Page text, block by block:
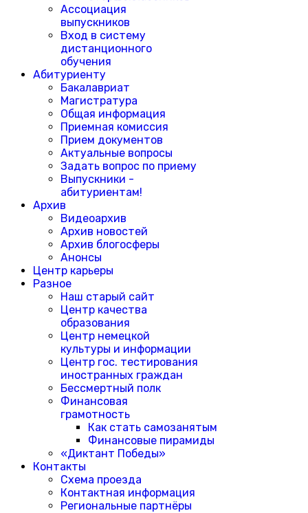
Ассоциация
выпускников
Вход в систему
дистанционного
обучения
Абитуриенту
Бакалавриат
Магистратура
Общая информация
Приемная комиссия
Прием документов
Актуальные вопросы
Задать вопрос по приему
Выпускники -
абитуриентам!
Архив
Видеоархив
Архив новостей
Архив блогосферы
Анонсы
Центр карьеры
Разное
Наш старый сайт
Центр качества
образования
Центр немецкой
культуры и информации
Центр гос. тестирования
иностранных граждан
Бессмертный полк
Финансовая
грамотность
Как стать самозанятым
Финансовые пирамиды
«Диктант Победы»
Контакты
Схема проезда
Контактная информация
Региональные партнёры